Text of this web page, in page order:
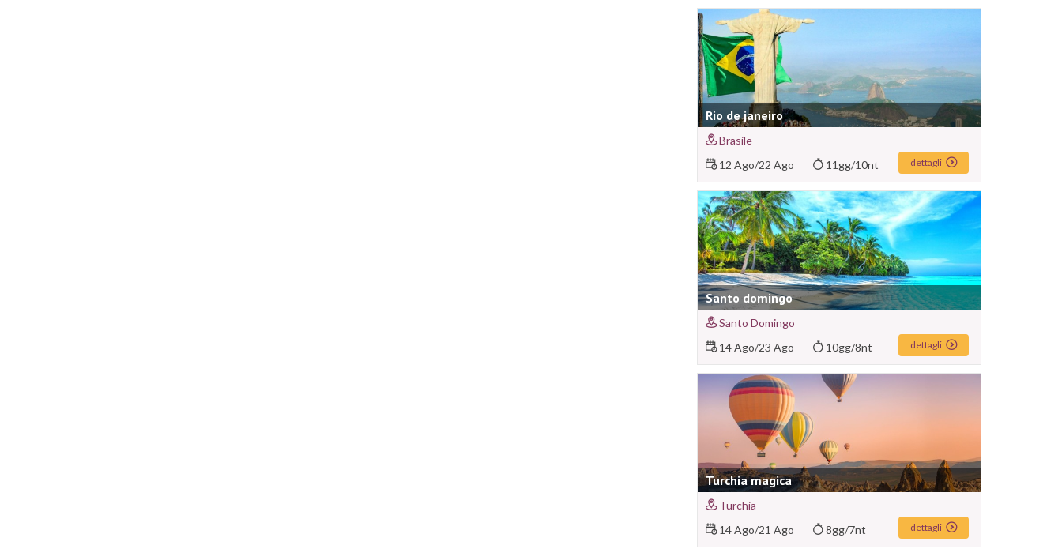
Rio de janeiro
Brasile
12 Ago/22 Ago 11gg/10nt dettagli
Santo domingo
Santo Domingo
14 Ago/23 Ago 10gg/8nt dettagli
Turchia magica
Turchia
14 Ago/21 Ago 8gg/7nt dettagli